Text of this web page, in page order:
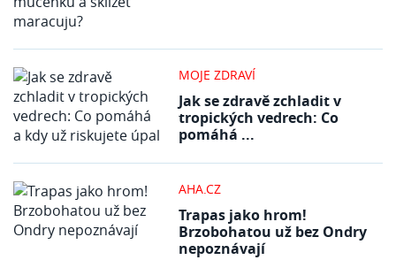
MOJE ZDRAVÍ
Jak se zdravě zchladit v
tropických vedrech: Co
pomáhá ...
AHA.CZ
Trapas jako hrom!
Brzobohatou už bez Ondry
nepoznávají